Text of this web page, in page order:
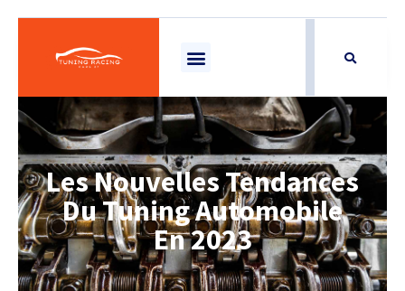
Les Nouvelles Tendances
Du Tuning Automobile
En 2023